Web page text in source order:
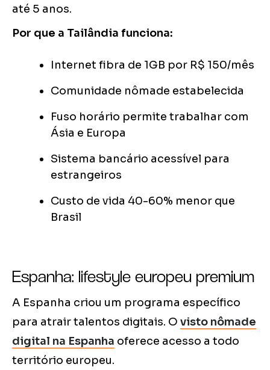
até 5 anos.
Por que a Tailândia funciona:
Internet fibra de 1GB por R$ 150/mês
Comunidade nômade estabelecida
Fuso horário permite trabalhar com
Ásia e Europa
Sistema bancário acessível para
estrangeiros
Custo de vida 40-60% menor que
Brasil
Espanha: lifestyle europeu premium
A Espanha criou um programa específico
para atrair talentos digitais. O visto nômade
digital na Espanha oferece acesso a todo
território europeu.